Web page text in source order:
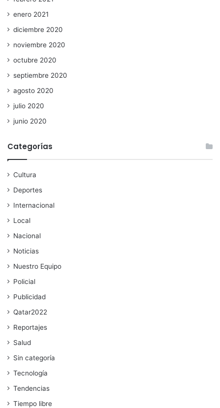
enero 2021
diciembre 2020
noviembre 2020
octubre 2020
septiembre 2020
agosto 2020
julio 2020
junio 2020
Categorías
Cultura
Deportes
Internacional
Local
Nacional
Noticias
Nuestro Equipo
Policial
Publicidad
Qatar2022
Reportajes
Salud
Sin categoría
Tecnología
Tendencias
Tiempo libre